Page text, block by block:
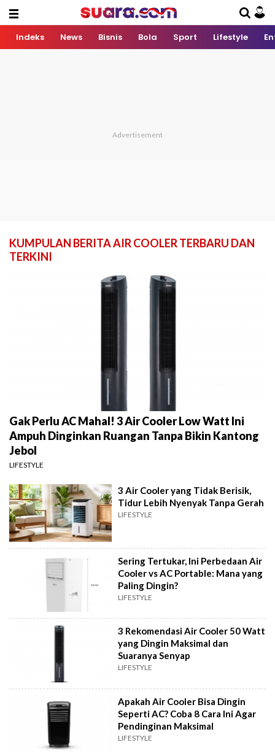
Indeks News Bisnis Bola Sport Lifestyle
KUMPULAN BERITA AIR COOLER TERBARU DAN
TERKINI
Gak Perlu AC Mahal! 3 Air Cooler Low Watt Ini
Ampuh Dinginkan Ruangan Tanpa Bikin Kantong
Jebol
LIFESTYLE
3 Air Cooler yang Tidak Berisik,
Tidur Lebih Nyenyak Tanpa Gerah
LIFESTYLE
Sering Tertukar, Ini Perbedaan Air
Cooler vs AC Portable: Mana yang
Paling Dingin?
LIFESTYLE
3 Rekomendasi Air Cooler 50 Watt
yang Dingin Maksimal dan
Suaranya Senyap
LIFESTYLE
Apakah Air Cooler Bisa Dingin
Seperti AC? Coba 8 Cara Ini Agar
Pendinginan Maksimal
LIFESTYLE